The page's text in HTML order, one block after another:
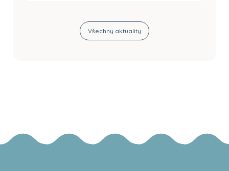
Všechny aktuality